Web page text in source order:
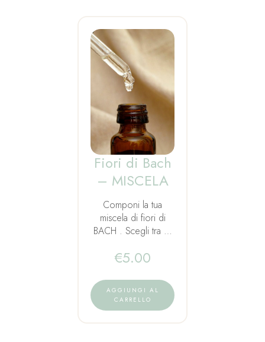
Fiori di Bach
– MISCELA
Componi la tua
miscela di fiori di
BACH . Scegli tra …
€5.00
AGGIUNGI AL
CARRELLO